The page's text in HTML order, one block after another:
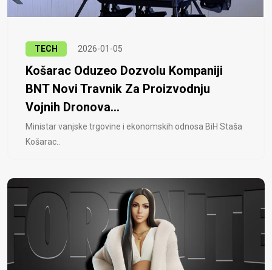
TECH 2026-01-05
Košarac Oduzeo Dozvolu Kompaniji
BNT Novi Travnik Za Proizvodnju
Vojnih Dronova...
Ministar vanjske trgovine i ekonomskih odnosa BiH Staša
Košarac..